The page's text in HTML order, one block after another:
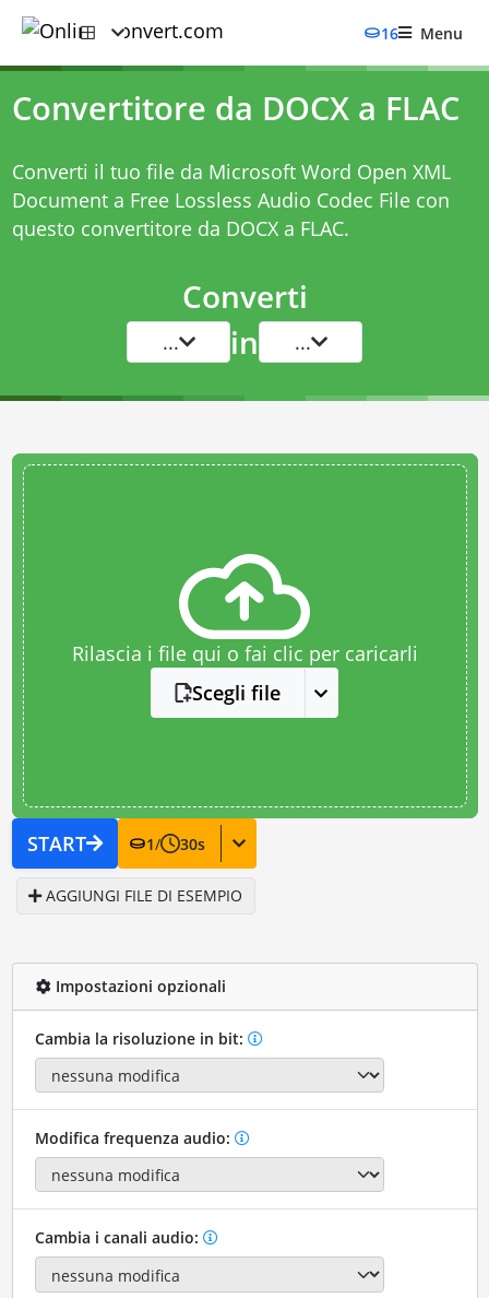
16 Menu
Convertitore da DOCX a FLAC
Converti il tuo file da Microsoft Word Open XML
Document a Free Lossless Audio Codec File con
questo convertitore da DOCX a FLAC.
Converti
... in ...
Rilascia i file qui o fai clic per caricarli
Scegli file
START 1/ 30s
AGGIUNGI FILE DI ESEMPIO
Impostazioni opzionali
Cambia la risoluzione in bit:
Modifica frequenza audio:
Cambia i canali audio: